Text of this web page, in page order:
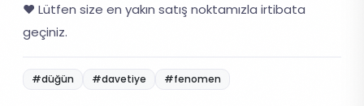
❤️ Lütfen size en yakın satış noktamızla irtibata
geçiniz.
#düğün #davetiye #fenomen